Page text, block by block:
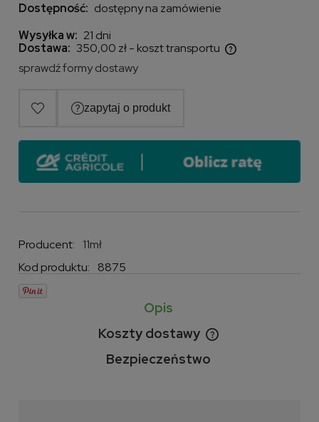
Dostępność: dostępny na zamówienie
Wysyłka w: 21 dni
Dostawa: 350,00 zł- koszt transportu
Cena nie zawiera ewentualnych kosztów płatności
sprawdź formy dostawy
Producent:
11mł
Kod produktu:
8875
Opis
Koszty dostawy
Cena nie zawiera ewentualnych kosztów płatności
Bezpieczeństwo